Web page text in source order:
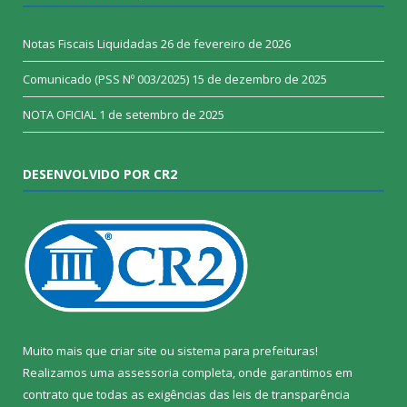
Notas Fiscais Liquidadas 26 de fevereiro de 2026
Comunicado (PSS Nº 003/2025) 15 de dezembro de 2025
NOTA OFICIAL 1 de setembro de 2025
DESENVOLVIDO POR CR2
Muito mais que criar site ou sistema para prefeituras!
Realizamos uma assessoria completa, onde garantimos em
contrato que todas as exigências das leis de transparência